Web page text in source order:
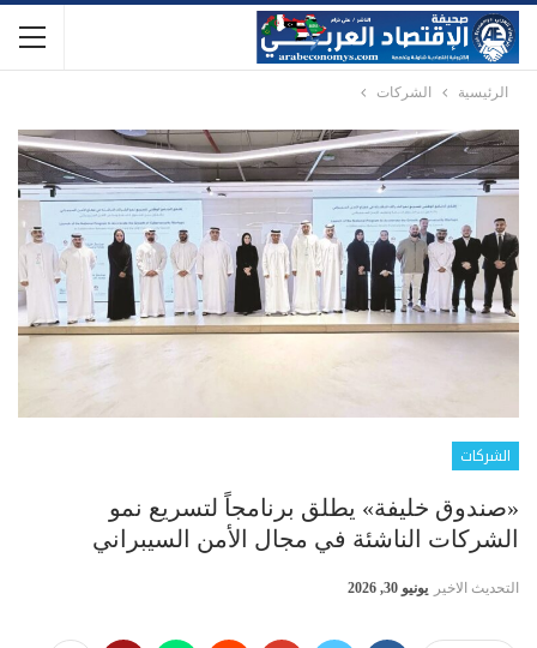
الرئيسية الشركات
الشركات
«صندوق خليفة» يطلق برنامجاً لتسريع نمو
الشركات الناشئة في مجال الأمن السيبراني
التحديث الاخير يونيو 30, 2026